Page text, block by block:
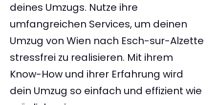
deines Umzugs. Nutze ihre
umfangreichen Services, um deinen
Umzug von Wien nach Esch-sur-Alzette
stressfrei zu realisieren. Mit ihrem
Know-How und ihrer Erfahrung wird
dein Umzug so einfach und effizient wie